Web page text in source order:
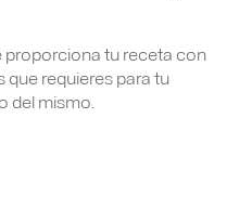
proporciona tu receta con
requieres para tu
del mismo.